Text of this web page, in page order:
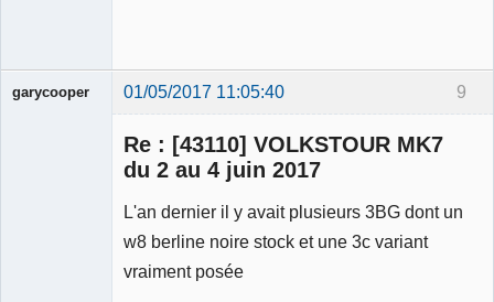
9
garycooper 01/05/2017 11:05:40
Re : [43110] VOLKSTOUR MK7
du 2 au 4 juin 2017
L'an dernier il y avait plusieurs 3BG dont un
w8 berline noire stock et une 3c variant
vraiment posée